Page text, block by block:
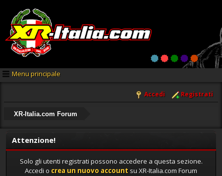
Menu principale
Accedi Registrati
XR-Italia.com Forum
Attenzione!
Solo gli utenti registrati possono accedere a questa sezione.
Accedi o crea un nuovo account su XR-Italia.com Forum